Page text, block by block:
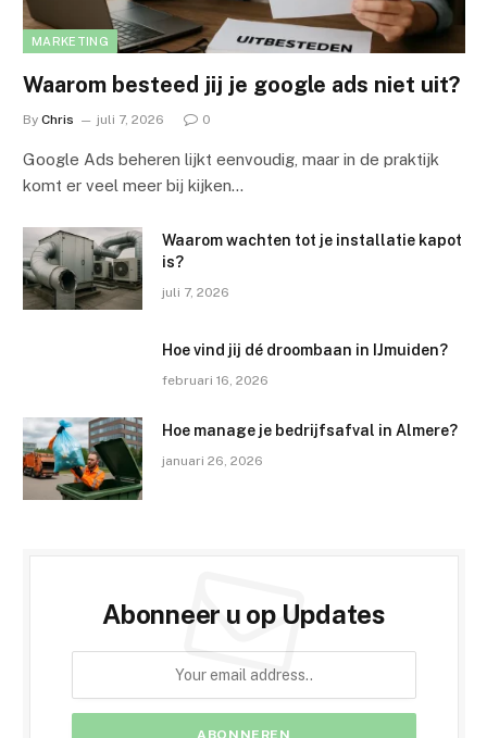
MARKETING
Waarom besteed jij je google ads niet uit?
By Chris juli 7, 2026 0
Google Ads beheren lijkt eenvoudig, maar in de praktijk
komt er veel meer bij kijken…
Waarom wachten tot je installatie kapot
is?
juli 7, 2026
Hoe vind jij dé droombaan in IJmuiden?
februari 16, 2026
Hoe manage je bedrijfsafval in Almere?
januari 26, 2026
Abonneer u op Updates